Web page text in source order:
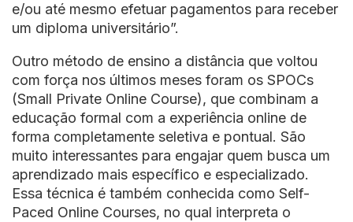
e/ou até mesmo efetuar pagamentos para receber
um diploma universitário”.
Outro método de ensino a distância que voltou
com força nos últimos meses foram os SPOCs
(Small Private Online Course), que combinam a
educação formal com a experiência online de
forma completamente seletiva e pontual. São
muito interessantes para engajar quem busca um
aprendizado mais específico e especializado.
Essa técnica é também conhecida como Self-
Paced Online Courses, no qual interpreta o